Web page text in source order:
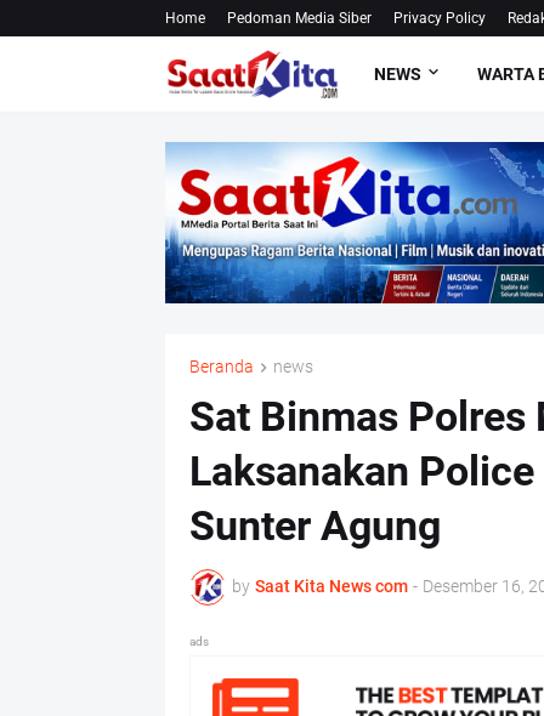
Home Pedoman Media Siber Privacy Policy
NEWS WARTA
Beranda news
Sat Binmas
Laksanakan
Sunter Agung
by Saat Kita News com - Desember 16,
ads